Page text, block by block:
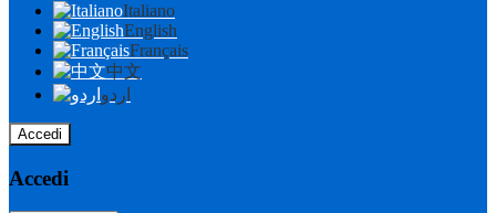
Italiano
English
Français
中文
اردو
Accedi
Accedi